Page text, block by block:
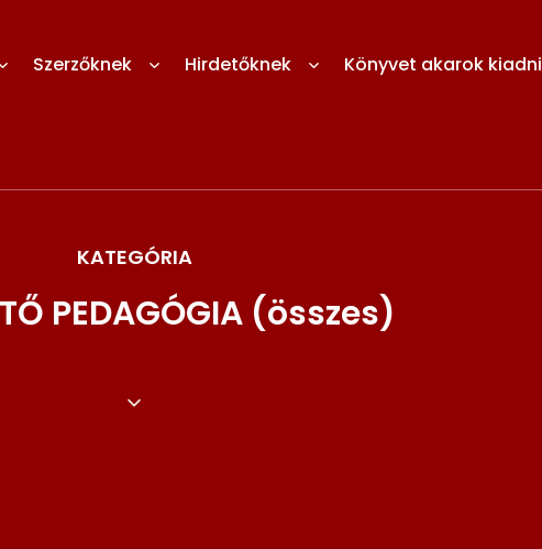
Szerzőknek Hirdetőknek Könyvet akarok kiadni
KATEGÓRIA
PEDAGÓGIA (összes)